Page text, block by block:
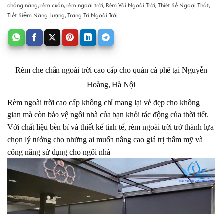
chống nắng,rèm cuốn,rèm ngoài trời, Rèm Vải Ngoài Trời,Thiết Kế Ngoại Thất,
Tiết Kiệm Năng Lượng,Trang Trí Ngoài Trời
Rèm che chắn ngoài trời cao cấp cho quán cà phê tại Nguyễn
Hoàng, Hà Nội
Rèm ngoài trời cao cấp không chỉ mang lại vẻ đẹp cho không
gian mà còn bảo vệ ngôi nhà của bạn khỏi tác động của thời tiết.
Với chất liệu bền bỉ và thiết kế tinh tế, rèm ngoài trời trở thành lựa
chọn lý tưởng cho những ai muốn nâng cao giá trị thẩm mỹ và
công năng sử dụng cho ngôi nhà.